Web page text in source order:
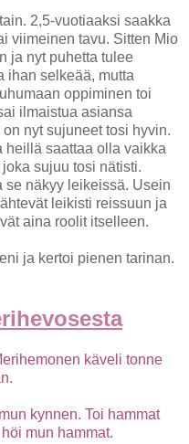
2,5-vuotiaaksi saakka
viimeinen tavu. Sitten Mio
ja nyt puhetta tulee
ihan selkeää, mutta
oppiminen toi
ilmaistua asiansa
nyt sujuneet tosi hyvin.
heillä saattaa olla vaikka
sujuu tosi nätisti.
se näkyy leikeissä. Usein
leikisti reissuun ja
aina roolit itselleen.
ja kertoi pienen tarinan.
käveli tonne
kynnen. Toi hammat
mun hammat.